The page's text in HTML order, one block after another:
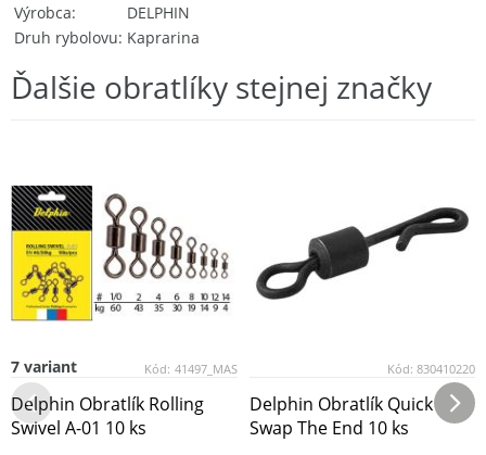
Výrobca
DELPHIN
Druh rybolovu Kaprarina
Ďalšie obratlíky stejnej značky
Kód: 41497_MAS
7 variant
Delphin Obratlík Rolling
Swivel A-01 10 ks
Kód: 830410220
Delphin Obratlík Quick
Swap The End 10 ks